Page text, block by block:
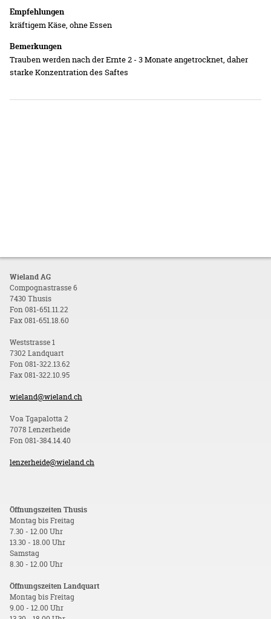
Empfehlungen
kräftigem Käse, ohne Essen
Bemerkungen
Trauben werden nach der Ernte 2 - 3 Monate angetrocknet, daher
starke Konzentration des Saftes
Wieland AG
Compognastrasse 6
7430 Thusis
Fon 081-651.11.22
Fax 081-651.18.60
Weststrasse 1
7302 Landquart
Fon 081-322.13.62
Fax 081-322.10.95
wieland@wieland.ch
Voa Tgapalotta 2
7078 Lenzerheide
Fon 081-384.14.40
lenzerheide@wieland.ch
Öffnungszeiten Thusis
Montag bis Freitag
7.30 - 12.00 Uhr
13.30 - 18.00 Uhr
Samstag
8.30 - 12.00 Uhr
Öffnungszeiten Landquart
Montag bis Freitag
9.00 - 12.00 Uhr